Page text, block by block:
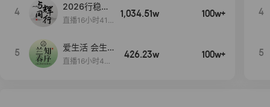
4
2026行稳致
远
直播16小时41
1,034.51w 100w+
5
爱生活 会生
活
直播16小时45
426.23w 100w+
4
5